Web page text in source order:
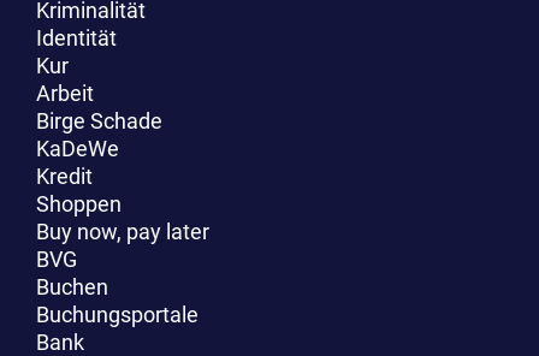
Kriminalität
Identität
Kur
Arbeit
Birge Schade
KaDeWe
Kredit
Shoppen
Buy now, pay later
BVG
Buchen
Buchungsportale
Bank